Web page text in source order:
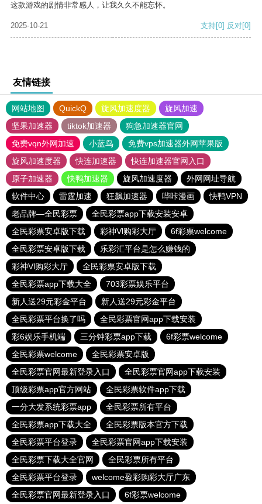
这款游戏的剧情非常感人，让我久久不能忘怀。
2025-10-21 支持[0] 反对[0]
友情链接
网站地图 QuickQ 旋风加速度器
旋风加速
坚果加速器
tiktok加速器
狗急加速器官网
免费vqn外网加速
小蓝鸟
免费vps加速器外网苹果版
旋风加速度器
快连加速器
快连加速器官网入口
原子加速器
快鸭加速器 旋风加速度器
外网网址导航
软件中心
雷霆加速 狂飙加速器 哔咔漫画
快鸭VPN
老品牌—全民彩票
全民彩票app下载安装安卓
全民彩票安卓版下载
彩神Vl购彩大厅
6f彩票welcome
全民彩票安卓版下载
乐彩汇平台是怎么赚钱的
彩神Vl购彩大厅
全民彩票安卓版下载
全民彩票app下载大全
703彩票娱乐平台
新人送29元彩金平台
新人送29元彩金平台
全民彩票平台换了吗
全民彩票官网app下载安装
彩6娱乐手机端
三分钟彩票app下载
6f彩票welcome
全民彩票welcome
全民彩票安卓版
全民彩票官网最新登录入口
全民彩票官网app下载安装
顶级彩票app官方网站
全民彩票软件app下载
一分大发系统彩票app
全民彩票所有平台
全民彩票app下载大全
全民彩票版本官方下载
全民彩票平台登录
全民彩票官网app下载安装
全民彩票下载大全官网
全民彩票所有平台
全民彩票平台登录
welcome盈彩购彩大厅广东
全民彩票官网最新登录入口
6f彩票welcome